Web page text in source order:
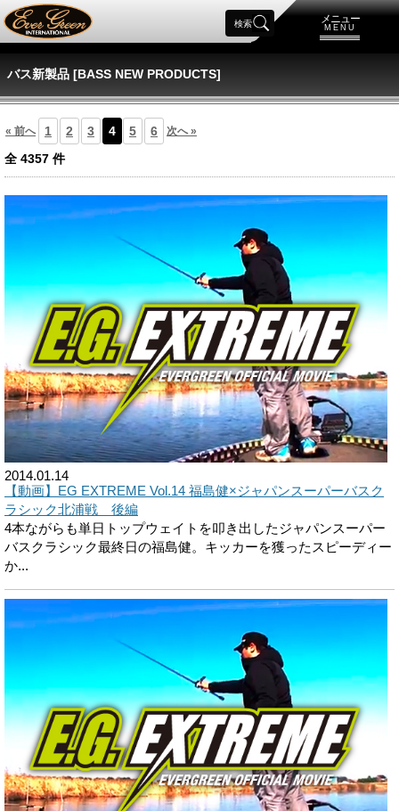
メニュー
MENU
検索
バス新製品 [BASS NEW PRODUCTS]
« 前へ 1 2 3 4 5 6 次へ »
全 4357 件
2014.01.14
【動画】EG EXTREME Vol.14 福島健×ジャパンスーパーバスク
ラシック北浦戦 後編
4本ながらも単日トップウェイトを叩き出したジャパンスーパー
バスクラシック最終日の福島健。キッカーを獲ったスピーディー
か...